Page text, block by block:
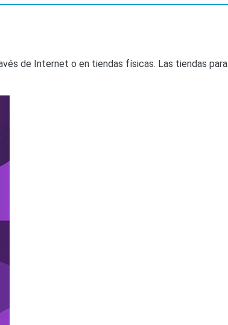
de Internet o en tiendas físicas. Las tiendas para